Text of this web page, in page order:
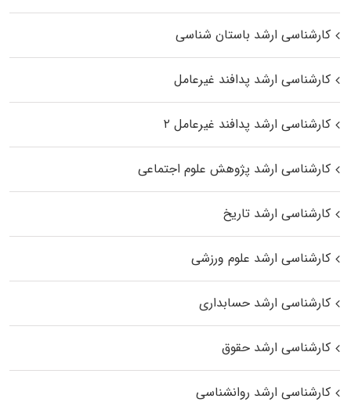
کارشناسی ارشد باستان شناسی
کارشناسی ارشد پدافند غیرعامل
کارشناسی ارشد پدافند غیرعامل ۲
کارشناسی ارشد پژوهش علوم اجتماعی
کارشناسی ارشد تاریخ
کارشناسی ارشد علوم ورزشی
کارشناسی ارشد حسابداری
کارشناسی ارشد حقوق
کارشناسی ارشد روانشناسی